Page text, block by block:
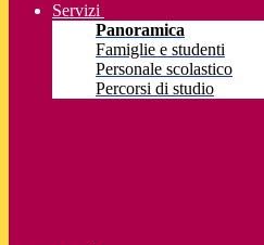
Servizi
Panoramica
Famiglie e studenti
Personale scolastico
Percorsi di studio